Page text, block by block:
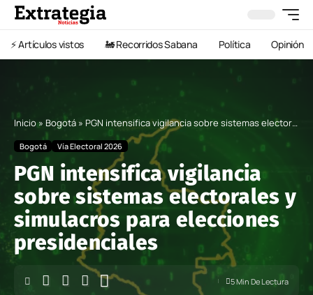
⚡️ Artículos vistos 🚂 Recorridos Sabana Política Opinión
Inicio» Bogotá » PGN intensifica vigilancia sobre sistemas electorales y simulacros para elecciones presidenciales
Bogotá Vía Electoral 2026
PGN intensifica vigilancia
sobre sistemas electorales y
simulacros para elecciones
presidenciales
5 Min De Lectura